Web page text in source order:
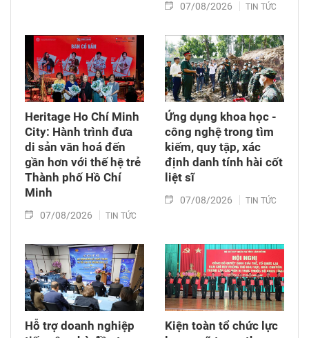
07/08/2026 TIN TỨC
Heritage Ho Chí Minh
City: Hành trình đưa
di sản văn hoá đến
gần hơn với thế hệ trẻ
Thành phố Hồ Chí
Minh
07/08/2026 TIN TỨC
Ứng dụng khoa học -
công nghệ trong tìm
kiếm, quy tập, xác
định danh tính hài cốt
liệt sĩ
07/08/2026 TIN TỨC
Hỗ trợ doanh nghiệp
Kiện toàn tổ chức lực